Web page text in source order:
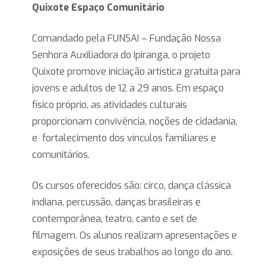
Quixote Espaço Comunitário
Comandado pela FUNSAI – Fundação Nossa
Senhora Auxiliadora do Ipiranga, o projeto
Quixote promove iniciação artística gratuita para
jovens e adultos de 12 a 29 anos. Em espaço
físico próprio, as atividades culturais
proporcionam convivência, noções de cidadania,
e fortalecimento dos vínculos familiares e
comunitários.
Os cursos oferecidos são: circo, dança clássica
indiana, percussão, danças brasileiras e
contemporânea, teatro, canto e set de
filmagem. Os alunos realizam apresentações e
exposições de seus trabalhos ao longo do ano.